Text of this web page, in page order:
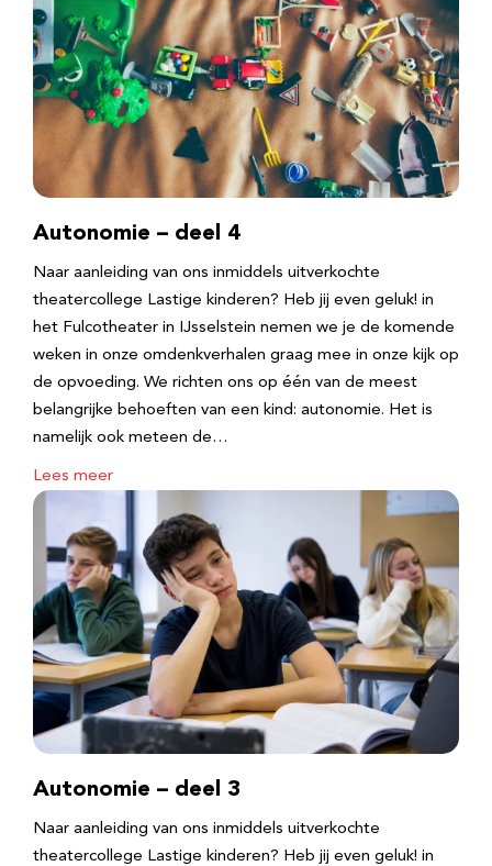
Autonomie – deel 4
Naar aanleiding van ons inmiddels uitverkochte
theatercollege Lastige kinderen? Heb jij even geluk! in
het Fulcotheater in IJsselstein nemen we je de komende
weken in onze omdenkverhalen graag mee in onze kijk op
de opvoeding. We richten ons op één van de meest
belangrijke behoeften van een kind: autonomie. Het is
namelijk ook meteen de…
Lees meer
Autonomie – deel 3
Naar aanleiding van ons inmiddels uitverkochte
theatercollege Lastige kinderen? Heb jij even geluk! in